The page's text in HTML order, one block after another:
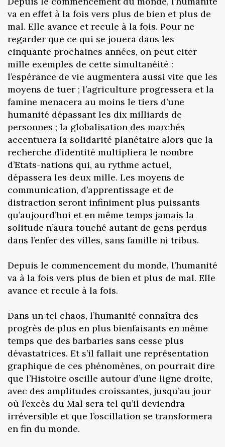
va en effet à la fois vers plus de bien et plus de
mal. Elle avance et recule à la fois. Pour ne
regarder que ce qui se jouera dans les
cinquante prochaines années, on peut citer
mille exemples de cette simultanéité :
l’espérance de vie augmentera aussi vite que les
moyens de tuer ; l’agriculture progressera et la
famine menacera au moins le tiers d’une
humanité dépassant les dix milliards de
personnes ; la globalisation des marchés
accentuera la solidarité planétaire alors que la
recherche d’identité multipliera le nombre
d’Etats-nations qui, au rythme actuel,
dépassera les deux mille. Les moyens de
communication, d’apprentissage et de
distraction seront infiniment plus puissants
qu’aujourd’hui et en même temps jamais la
solitude n’aura touché autant de gens perdus
dans l’enfer des villes, sans famille ni tribus.
Depuis le commencement du monde, l’humanité
va à la fois vers plus de bien et plus de mal. Elle
avance et recule à la fois.
Dans un tel chaos, l’humanité connaîtra des
progrès de plus en plus bienfaisants en même
temps que des barbaries sans cesse plus
dévastatrices. Et s’il fallait une représentation
graphique de ces phénomènes, on pourrait dire
que l’Histoire oscille autour d’une ligne droite,
avec des amplitudes croissantes, jusqu’au jour
où l’excès du Mal sera tel qu’il deviendra
irréversible et que l’oscillation se transformera
en fin du monde.